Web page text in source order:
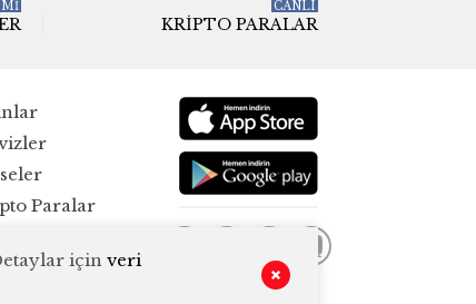
KRIPTO PARALAR
CANLI
Paralar
için veri